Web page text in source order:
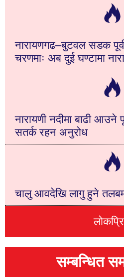
नारायणगढ–बुटवल सडक
चरणमाः अब दुई घण्टामा
नारायणी नदीमा बाढी आउने
सतर्क रहन अनुरोध
चालु आवदेखि लागु हुने
सम्बन्धित